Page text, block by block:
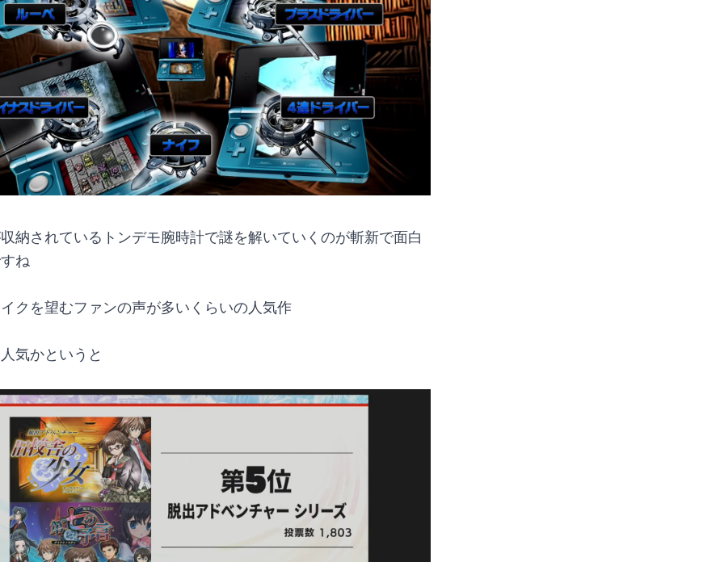
納されているトンデモ腕時計で謎を解いていくのが斬新で面白
ね
クを望むファンの声が多いくらいの人気作
気かというと